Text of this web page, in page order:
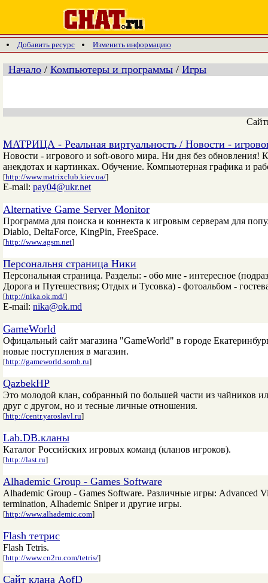
Добавить ресурс Изменить информацию
Начало / Компьютеры и программы / Игры
МАТРИЦА - Реальная виртуальность / Новости -
Новости - игрового и soft-ового мира. Ни дня без
анекдотах и картинках. Обучение. Компьютерная графика и
[http://www.matrixclub.kiev.ua/]
E-mail: pay04@ukr.net
Аlternative Game Server Monitor
Программа для поиска и коннекта к игровым серверам для
Diablo, DeltaForce, KingPin, FreeSpace.
[http://www.agsm.net]
Персональня страница Ники
Персональная страница. Разделы: - обо мне - интересное
Дорога и Путешествия; Отдых и Тусовка) - фотоальбом -
[http://nika.ok.md/]
E-mail: nika@ok.md
GameWorld
Офицальный сайт магазина "GameWorld" в городе
новые поступления в магазин.
[http://gameworld.somb.ru]
QazbekHP
Это молодой клан, собранный по большей части из чайников
друг с другом, но и тесные личные отношения.
[http://centr.yaroslavl.ru]
Lab.DB.кланы
Каталог Российских игровых команд (кланов игроков).
[http://last.ru]
Alhademic Group - Games Software
Alhademic Group - Games Software. Различные игры: Advanced
termination, Alhademic Sniper и другие игры.
[http://www.alhademic.com]
Flash тетрис
Flash Tetris.
[http://www.cn2ru.com/tetris/]
Сайт клана AofD